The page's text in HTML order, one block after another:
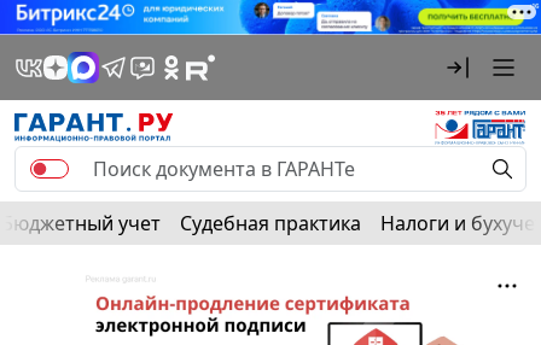
Бюджетный учет Судебная практика Налоги и